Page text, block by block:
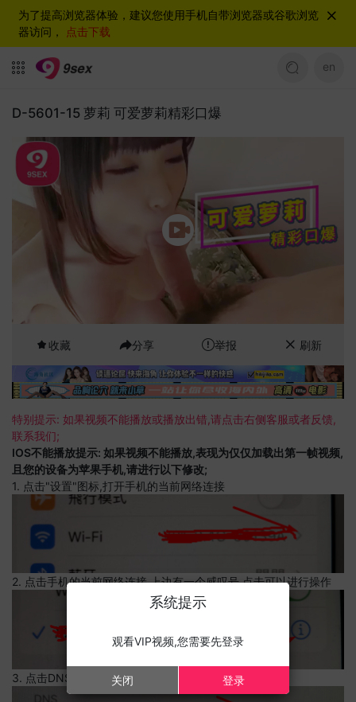
为了提高浏览器体验，建议您使用手机自带浏览器或谷歌浏览
器访问， 点击下载
en
D-5601-15 萝莉 可爱萝莉精彩口爆
收藏 分享 举报 刷新
特别提示: 如果视频不能播放或播放出错,请点击右侧客服或者反馈,
联系我们;
IOS不能播放提示: 如果视频不能播放,表现为仅仅加载出第一帧视频,
且您的设备为苹果手机,请进行以下修改;
1. 点击"设置"图标,打开手机的当前网络连接
2. 点击手机的当前网络连接,上边有一个感叹号,点击可以进行操作
3. 点击DNS设置
系统提示
观看VIP视频,您需要先登录
关闭 登录